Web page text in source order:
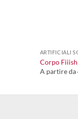
ARTIFICIALI
Corpo
A partire da